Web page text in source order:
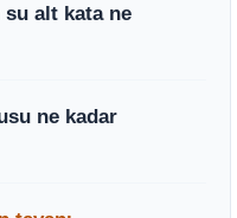
su alt kata ne
kat tavanında
ne kadar